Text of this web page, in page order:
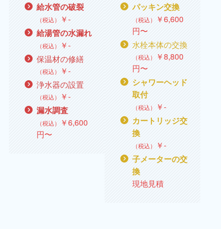
給水管の破裂
（税込） ￥‐
給湯管の水漏れ
（税込） ￥‐
保温材の修繕
（税込） ￥‐
浄水器の設置
（税込） ￥‐
漏水調査
（税込） ￥6,600
円〜
パッキン交換
（税込）
￥6,600
円〜
水栓本体の交換
（税込） ￥8,800
円〜
シャワーヘッド
取付
（税込） ￥‐
カートリッジ交
換
（税込） ￥‐
子メーターの交
換
現地見積